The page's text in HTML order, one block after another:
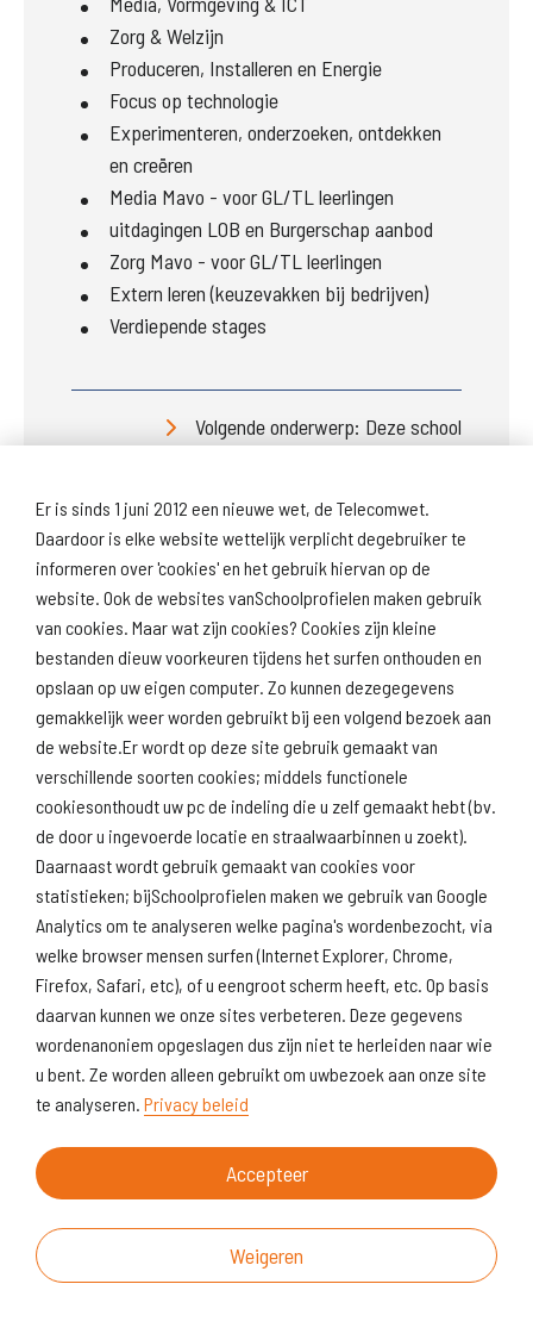
Er is sinds 1 juni 2012 een nieuwe wet, de Telecomwet.
Daardoor is elke website wettelijk verplicht degebruiker te
informeren over 'cookies' en het gebruik hiervan op de
website. Ook de websites vanSchoolprofielen maken gebruik
van cookies. Maar wat zijn cookies? Cookies zijn kleine
bestanden dieuw voorkeuren tijdens het surfen onthouden en
opslaan op uw eigen computer. Zo kunnen dezegegevens
gemakkelijk weer worden gebruikt bij een volgend bezoek aan
de website.Er wordt op deze site gebruik gemaakt van
verschillende soorten cookies; middels functionele
cookiesonthoudt uw pc de indeling die u zelf gemaakt hebt (bv.
de door u ingevoerde locatie en straalwaarbinnen u zoekt).
Daarnaast wordt gebruik gemaakt van cookies voor
statistieken; bijSchoolprofielen maken we gebruik van Google
Analytics om te analyseren welke pagina's wordenbezocht, via
welke browser mensen surfen (Internet Explorer, Chrome,
Firefox, Safari, etc), of u eengroot scherm heeft, etc. Op basis
daarvan kunnen we onze sites verbeteren. Deze gegevens
wordenanoniem opgeslagen dus zijn niet te herleiden naar wie
u bent. Ze worden alleen gebruikt om uwbezoek aan onze site
te analyseren. Privacy beleid
Accepteer
Weigeren
Zorg & Welzijn
Produceren, Installeren en Energie
Focus op technologie
Experimenteren, onderzoeken, ontdekken
en creëren
Media Mavo - voor GL/TL leerlingen
uitdagingen LOB en Burgerschap aanbod
Zorg Mavo - voor GL/TL leerlingen
Extern leren (keuzevakken bij bedrijven)
Verdiepende stages
Volgende onderwerp: Deze school
Download
schoolprofiel
Naar
schoolresultaten
Naar scholenopdekaart.nl